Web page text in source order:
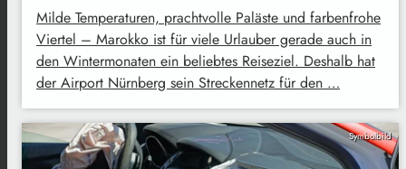
Milde Temperaturen, prachtvolle Paläste und farbenfrohe
Viertel – Marokko ist für viele Urlauber gerade auch in
den Wintermonaten ein beliebtes Reiseziel. Deshalb hat
der Airport Nürnberg sein Streckennetz für den …
Symbolbild